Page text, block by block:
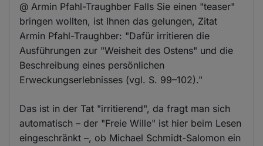
@ Armin Pfahl-Traughber Falls Sie einen "teaser"
bringen wollten, ist Ihnen das gelungen, Zitat
Armin Pfahl-Traughber: "Dafür irritieren die
Ausführungen zur "Weisheit des Ostens" und die
Beschreibung eines persönlichen
Erweckungserlebnisses (vgl. S. 99–102)."
Das ist in der Tat "irritierend", da fragt man sich
automatisch – der "Freie Wille" ist hier beim Lesen
eingeschränkt –, ob Michael Schmidt-Salomon ein